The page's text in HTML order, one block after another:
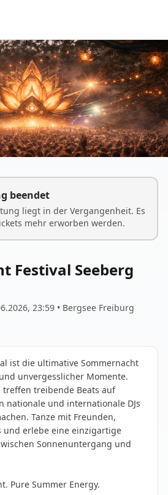
beendet
liegt in der Vergangenheit. Es
mehr erworben werden.
Festival Seeberg
23:59 • Bergsee Freiburg
ist die ultimative Sommernacht
unvergesslicher Momente.
treibende Beats auf
nationale und internationale DJs
Tanze mit Freunden,
und erlebe eine einzigartige
Sonnenuntergang und
Pure Summer Energy.